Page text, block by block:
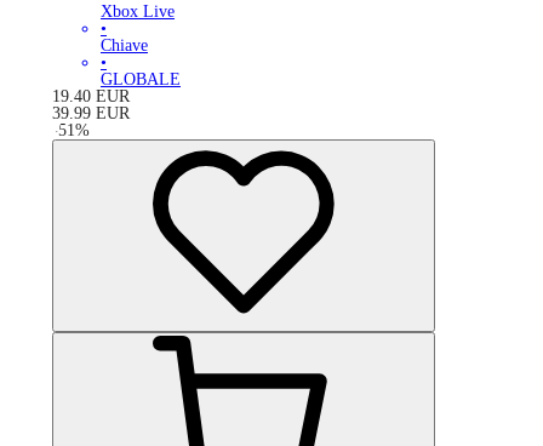
Xbox Live
•
Chiave
•
GLOBALE
19.40 EUR
39.99 EUR
-51 %